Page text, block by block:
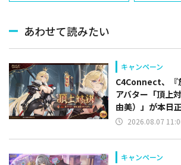
あわせて読みたい
キャンペーン
C4Connect、『
アバター「頂上
由美）」が本日
2026.08.07
キャンペーン